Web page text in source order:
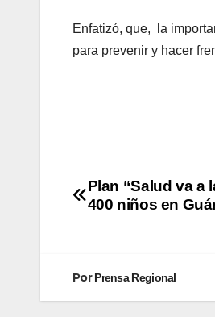
Enfatizó, que, la
para prevenir y hacer
Plan “Salud va a
400 niños en
PorPrensa Regional